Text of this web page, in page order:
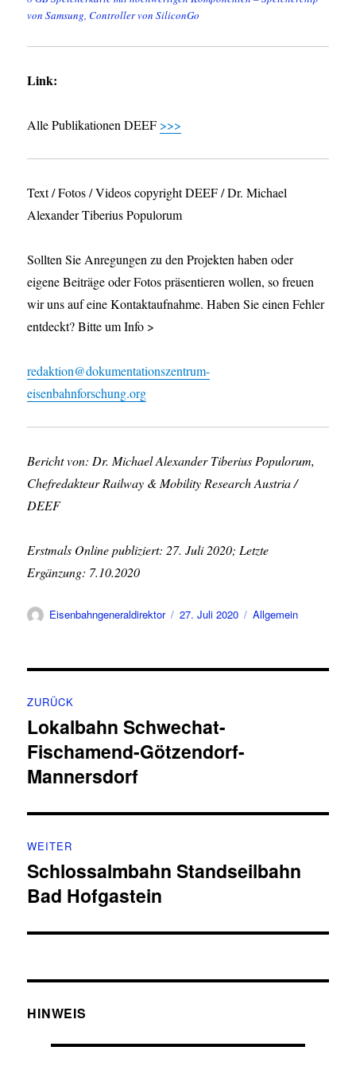
von Samsung, Controller von SiliconGo
Link:
Alle Publikationen DEEF >>>
Text / Fotos / Videos copyright DEEF / Dr. Michael
Alexander Tiberius Populorum
Sollten Sie Anregungen zu den Projekten haben oder
eigene Beiträge oder Fotos präsentieren wollen, so freuen
wir uns auf eine Kontaktaufnahme. Haben Sie einen Fehler
entdeckt? Bitte um Info >
redaktion@dokumentationszentrum-
eisenbahnforschung.org
Bericht von: Dr. Michael Alexander Tiberius Populorum,
Chefredakteur Railway & Mobility Research Austria /
DEEF
Erstmals Online publiziert: 27. Juli 2020; Letzte
Ergänzung: 7.10.2020
Autor
Eisenbahngeneraldirektor
Veröffentlicht
27. Juli 2020 Kategorien
Allgemein
ZURÜCK
Vorheriger
Beitrag:
Lokalbahn Schwechat-
Fischamend-Götzendorf-
Mannersdorf
WEITER
Nächster
Beitrag:
Schlossalmbahn Standseilbahn
Bad Hofgastein
HINWEIS